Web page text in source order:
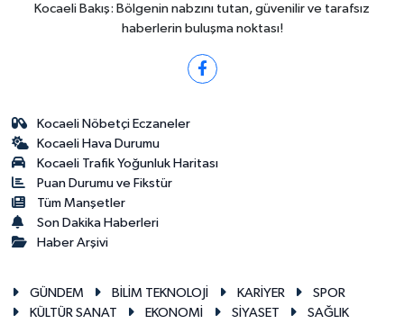
Kocaeli Bakış: Bölgenin nabzını tutan, güvenilir ve tarafsız
haberlerin buluşma noktası!
Kocaeli Nöbetçi Eczaneler
Kocaeli Hava Durumu
Kocaeli Trafik Yoğunluk Haritası
Puan Durumu ve Fikstür
Tüm Manşetler
Son Dakika Haberleri
Haber Arşivi
GÜNDEM BİLİM TEKNOLOJİ KARİYER
SPOR
KÜLTÜR SANAT
EKONOMİ SİYASET
SAĞLIK